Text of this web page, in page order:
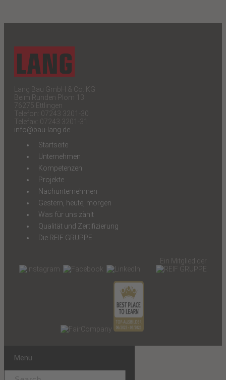
Lang Bau GmbH & Co. KG
Beim Runden Plom 13
76275 Ettlingen
Telefon: 07243 3201-30
Telefax: 07243 3201-31
info@bau-lang.de
Startseite
Unternehmen
Kompetenzen
Projekte
Nachunternehmen
Gestern, heute, morgen
Was für uns zählt
Qualität und Zertifizierung
Die REIF GRUPPE
Ein Mitglied der
Menu